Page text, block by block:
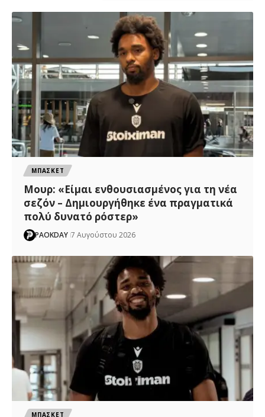
ΜΠΑΣΚΕΤ
Μουρ: «Είμαι ενθουσιασμένος για τη νέα
σεζόν – Δημιουργήθηκε ένα πραγματικά
πολύ δυνατό ρόστερ»
PAOKDAY 7 Αυγούστου 2026
ΜΠΑΣΚΕΤ